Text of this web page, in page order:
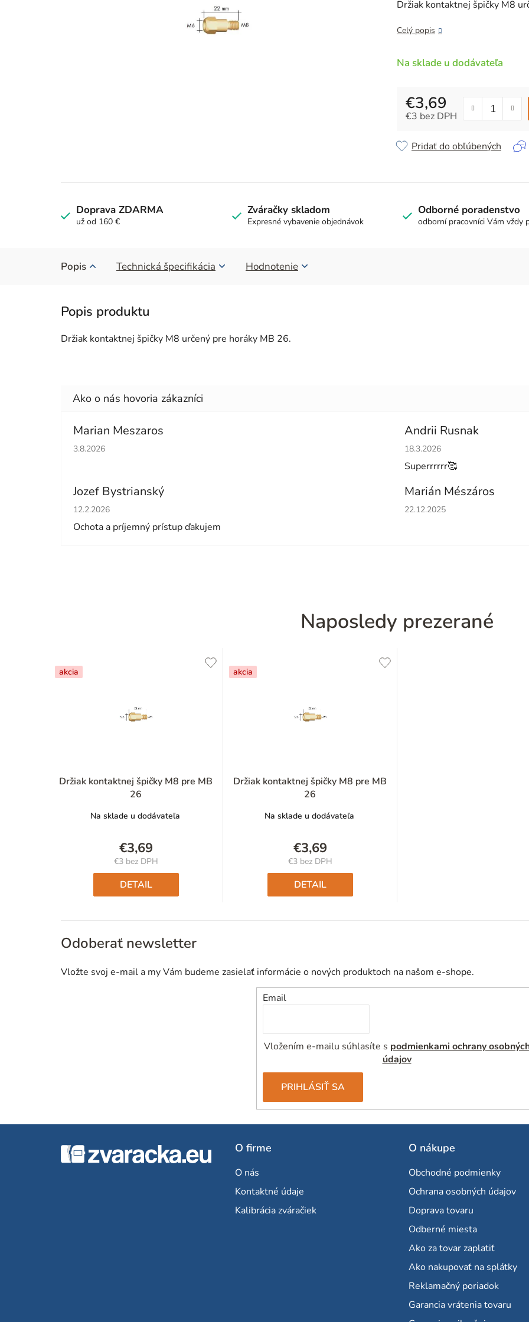
je
z
hviezdičiek.
Držiak kontaktnej špičky M8
Celý popis
Na sklade u dodávateľa
€3,69
€3 bez DPH
Pridať do obľúbených
Doprava ZDARMA
už od 160 €
Zváračky skladom
Expresné vybavenie objednávok
Odborné poradenstvo
odborní pracovníci Vám vždy
Popis Technická špecifikácia Hodnotenie
Držiak kontaktnej špičky M8 určený pre horáky MB 26.
Marian Meszaros
Hodnotenie obchodu je 5 z 5 hviezdičiek.
3.8.2026
Andrii Rusnak
Hodnotenie obchodu je 5 z 5
18.3.2026
Superrrrrr🥰
Jozef Bystrianský
Hodnotenie obchodu je 5 z 5 hviezdičiek.
12.2.2026
Ochota a príjemný prístup ďakujem
Marián Mészáros
Hodnotenie obchodu je 5 z 5
22.12.2025
Naposledy prezerané
akcia
Držiak kontaktnej špičky M8 pre MB
26
Na sklade u dodávateľa
€3,69
€3 bez DPH
Jednotková
cena:
DETAIL
akcia
Držiak kontaktnej špičky M8 pre MB
26
Na sklade u dodávateľa
€3,69
€3 bez DPH
Jednotková
cena:
DETAIL
Odoberať newsletter
Vložte svoj e-mail a my Vám budeme zasielať informácie o nových produktoch na našom e-shope.
Email
Vložením e-mailu súhlasíte s podmienkami ochrany
údajov
PRIHLÁSIŤ SA
O firme
O nás
Kontaktné údaje
Kalibrácia zváračiek
O nákupe
Obchodné podmienky
Ochrana osobných údajov
Doprava tovaru
Odberné miesta
Ako za tovar zaplatiť
Ako nakupovať na splátky
Reklamačný poriadok
Garancia vrátenia tovaru